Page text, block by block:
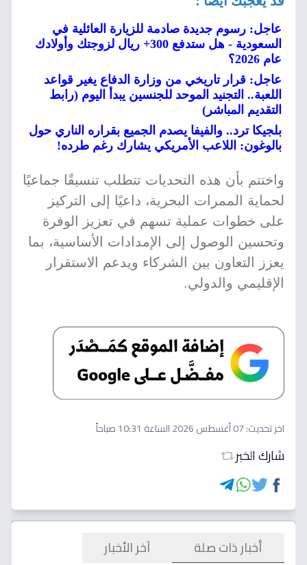
عاجل: رسوم جديدة صادمة للزيارة العائلية في
السعودية - هل ستدفع 300+ ريال لزوجتك وأولادك
عام 2026؟
عاجل: قرار تاريخي من وزارة الدفاع يغير قواعد
اللعبة.. التجنيد الموحد للجنسين يبدأ اليوم (رابط
التقديم المباشر)
بلجيكا ترد.. والفيفا يصدم الجميع بقراره الناري حول
بالوغون: اللاعب الأمريكي يشارك رغم طرده!
واختتم بأن هذه التحديات تتطلب تنسيقًا جماعيًا
لحماية الممرات البحرية، داعيًا إلى التركيز
على خطوات عملية تسهم في تعزيز الوفرة
وتحسين الوصول إلى الإمدادات الأساسية، بما
يعزز التعاون بين الشركاء ويدعم الاستقرار
الإقليمي والدولي.
اخر تحديث:07 أغسطس 2026 الساعة 10:31 صباحاً
شارك الخبر
أخبار ذات صلة آخر الأخبار